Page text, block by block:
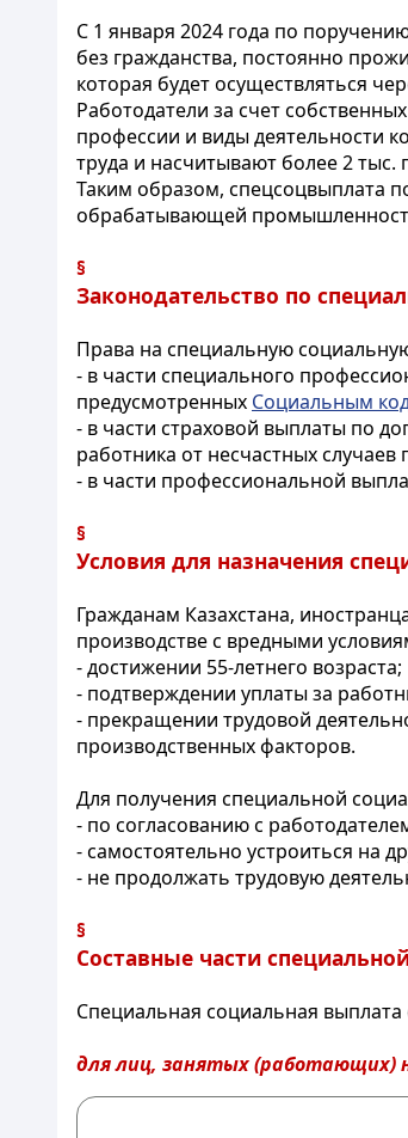
С 1 января 2024 года по
без гражданства, постоянно
которая будет осуществляться
Работодатели за счет
профессии и виды деятельности
труда и насчитывают более 2 тыс.
Таким образом, спецсоцвыплата
обрабатывающей
§
Законодательство по
Права на специальную
- в части специального
предусмотренных Социальным
- в части страховой выплаты по
работника от несчастных
- в части профессиональной
§
Условия для назначения
Гражданам Казахстана,
производстве с вредными
- достижении 55-летнего возраста;
- подтверждении уплаты за
- прекращении трудовой
производственных факторов.
Для получения специальной
- по согласованию с
- самостоятельно устроиться на
- не продолжать трудовую
§
Составные части
Специальная социальная выплата
для лиц, занятых (работающих)